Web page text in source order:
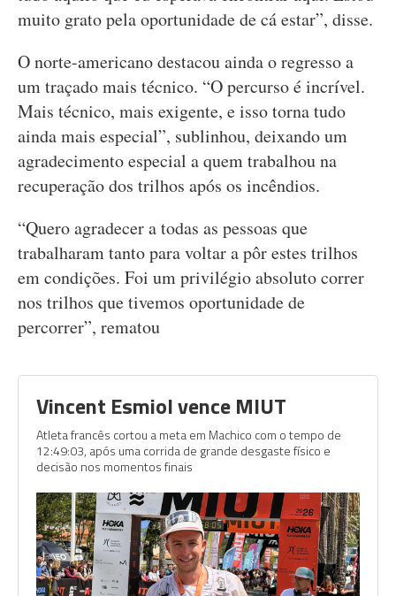
muito grato pela oportunidade de cá estar”, disse.
O norte-americano destacou ainda o regresso a
um traçado mais técnico. “O percurso é incrível.
Mais técnico, mais exigente, e isso torna tudo
ainda mais especial”, sublinhou, deixando um
agradecimento especial a quem trabalhou na
recuperação dos trilhos após os incêndios.
“Quero agradecer a todas as pessoas que
trabalharam tanto para voltar a pôr estes trilhos
em condições. Foi um privilégio absoluto correr
nos trilhos que tivemos oportunidade de
percorrer”, rematou
Vincent Esmiol vence MIUT
Atleta francês cortou a meta em Machico com o tempo de
12:49:03, após uma corrida de grande desgaste físico e
decisão nos momentos finais